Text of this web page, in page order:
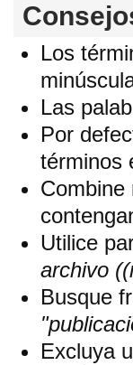
Los
Las
Por
términos
Combine
Utilice
archivo
Busque
Excluya